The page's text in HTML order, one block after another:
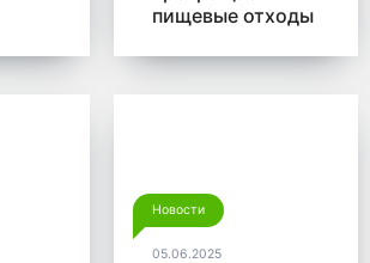
пищевые отходы
Новости
05.06.2025